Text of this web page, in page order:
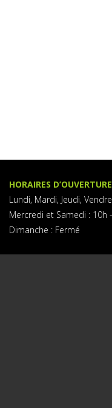
HORAIRES D’OUVERTURE
Lundi, Mardi, Jeudi,
Mercredi et Samedi : 1 0h
Dimanche : Fermé